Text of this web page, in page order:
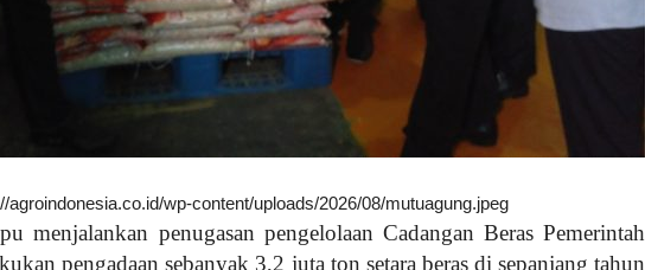
agroindonesia.co.id/wp-content/uploads/2026/08/mutuagung.jpeg
menjalankan penugasan pengelolaan Cadangan Beras Pemerintah
pengadaan sebanyak 3,2 juta ton setara beras di sepanjang tahun